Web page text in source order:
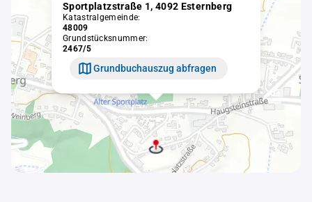
Sportplatzstraße 1, 4092 Esternberg
Katastralgemeinde:
48009
Grundstücksnummer:
2467/5
Grundbuchauszug abfragen